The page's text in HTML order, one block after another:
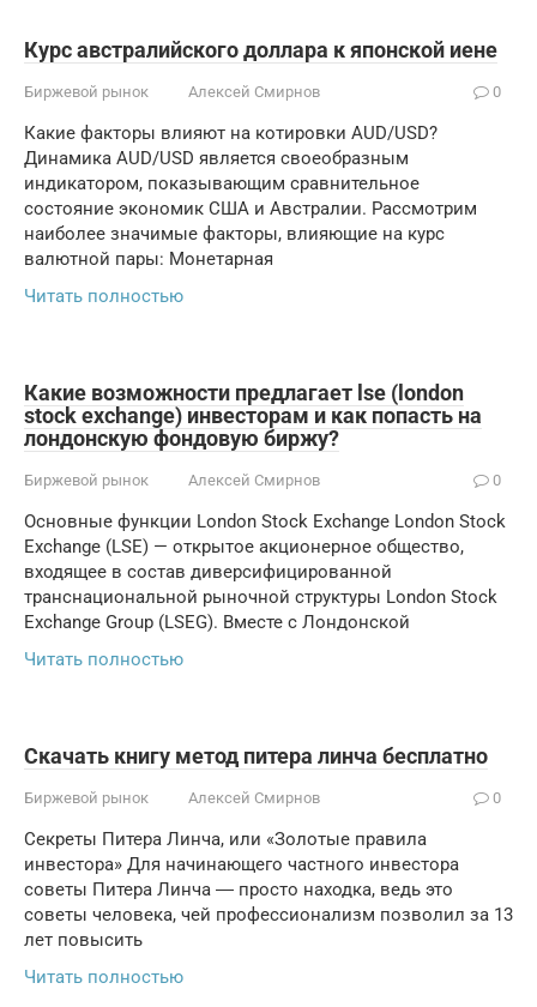
Курс австралийского доллара к японской иене
Биржевой рынок Алексей Смирнов 0
Какие факторы влияют на котировки AUD/USD?
Динамика AUD/USD является своеобразным
индикатором, показывающим сравнительное
состояние экономик США и Австралии. Рассмотрим
наиболее значимые факторы, влияющие на курс
валютной пары: Монетарная
Читать полностью
Какие возможности предлагает lse (london
stock exchange) инвесторам и как попасть на
лондонскую фондовую биржу?
Биржевой рынок Алексей Смирнов 0
Основные функции London Stock Exchange London Stock
Exchange (LSE) — открытое акционерное общество,
входящее в состав диверсифицированной
транснациональной рыночной структуры London Stock
Exchange Group (LSEG). Вместе с Лондонской
Читать полностью
Скачать книгу метод питера линча бесплатно
Биржевой рынок Алексей Смирнов 0
Секреты Питера Линча, или «Золотые правила
инвестора» Для начинающего частного инвестора
советы Питера Линча ― просто находка, ведь это
советы человека, чей профессионализм позволил за 13
лет повысить
Читать полностью